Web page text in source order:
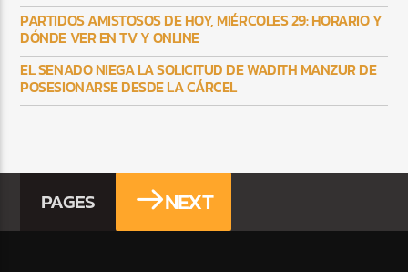
PARTIDOS AMISTOSOS DE HOY, MIÉRCOLES 29: HORARIO Y
DÓNDE VER EN TV Y ONLINE
EL SENADO NIEGA LA SOLICITUD DE WADITH MANZUR DE
POSESIONARSE DESDE LA CÁRCEL
PAGES NEXT